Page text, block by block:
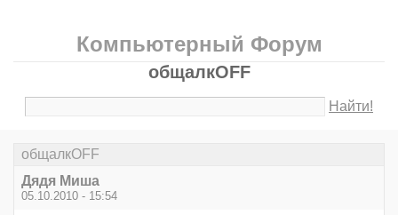
Компьютерный Форум
общалкOFF
Найти!
общалкOFF
Дядя Миша
05.10.2010 - 15:54